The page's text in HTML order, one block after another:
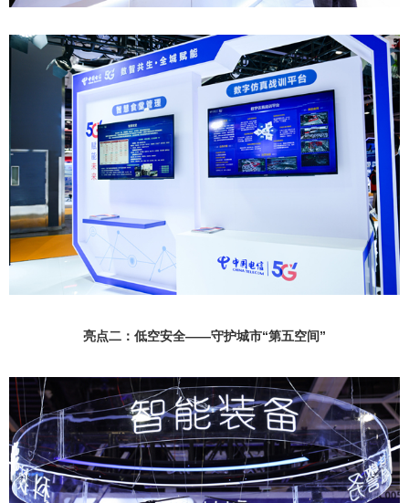
亮点二：低空安全——守护城市“第五空间”